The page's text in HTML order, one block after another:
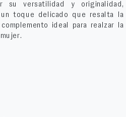
su versatilidad y originalidad,
un toque delicado que resalta la
ideal para realzar la